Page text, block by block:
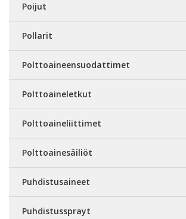
Poijut
Pollarit
Polttoaineensuodattimet
Polttoaineletkut
Polttoaineliittimet
Polttoainesäiliöt
Puhdistusaineet
Puhdistussprayt